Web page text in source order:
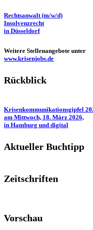
Rechtsanwalt (m/w/d)
Insolvenzrecht
in Düsseldorf
Weitere Stellenangebote unter
www.krisenjobs.de
Rückblick
Krisenkommunikationsgipfel
am Mittwoch, 18. März 2026,
in Hamburg und digital
Aktueller Buchtipp
Zeitschriften
Vorschau